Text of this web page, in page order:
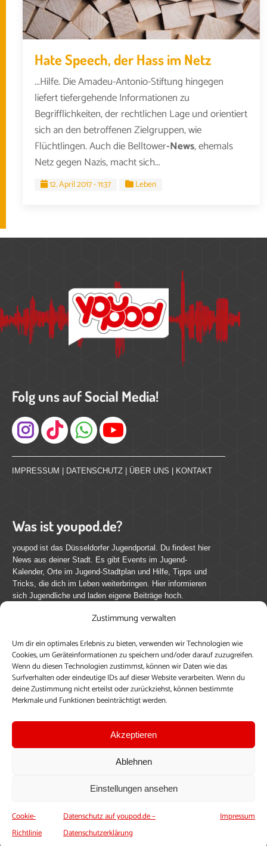
Zustimmung verwalten
Um dir ein optimales Erlebnis zu bieten, verwenden wir Technologien wie
Cookies, um Geräteinformationen zu speichern und/oder darauf zuzugreifen.
Wenn du diesen Technologien zustimmst, können wir Daten wie das
Surfverhalten oder eindeutige IDs auf dieser Website verarbeiten. Wenn du
deine Zustimmung nicht erteilst oder zurückziehst, können bestimmte
Merkmale und Funktionen beeinträchtigt werden.
Akzeptieren
Ablehnen
Einstellungen ansehen
Cookie-
Richtlinie
Datenschutz auf youpod.de –
Datenschutzerklärung
Impressum
Hate Speech, der Hass im Netz
...Hilfe. Die Amadeu-Antonio-Stiftung hingegen
liefert tiefergehende Informationen zu
Begrifflichkeiten, der rechtlichen Lage und orientiert
sich an den betroffenen Zielgruppen, wie
Flüchtlingen. Auch die Belltower-News, ehemals
Netz gegen Nazis, macht sich...
12. April 2017 - 11:37 Leben
Folg uns auf Social Media!
Instagram
IMPRESSUM | DATENSCHUTZ | ÜBER UNS | KONTAKT
Was ist youpod.de?
youpod ist das Düsseldorfer Jugendportal. Du findest hier
News aus deiner Stadt. Es gibt Events im Jugend-
Kalender, Orte im Jugend-Stadtplan und Hilfe, Tipps und
Tricks, die dich im Leben weiterbringen. Hier informieren
sich Jugendliche und laden eigene Beiträge hoch.
youpod.de lebt von Menschen wie dir. Sammel
journalistische Erfahrung, teile deine Perspektive und
veröffentliche deine Beiträge auf youpod.de.Du musst
dich anmelden, um alle Funktionen nutzen zu können, ein
Profil anzulegen, eigene Beiträge hochzuladen und zu
Einloggen